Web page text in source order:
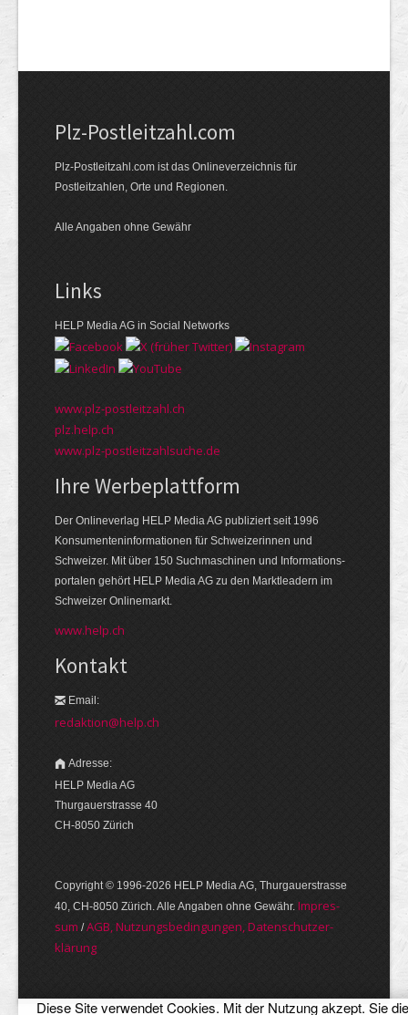
Plz-Postleitzahl.com
Plz-Postleitzahl.com ist das Onlineverzeichnis für
Postleitzahlen, Orte und Regionen.
Alle Angaben ohne Gewähr
Links
HELP Media AG in Social Networks
www.plz-postleitzahl.ch
plz.help.ch
www.plz-postleitzahlsuche.de
Ihre Werbeplattform
Der Onlineverlag HELP Media AG publiziert seit 1996
Konsumenten­informationen für Schweizerinnen und
Schweizer. Mit über 150 Suchmaschinen und Informations­
portalen gehört HELP Media AG zu den Markt­leadern im
Schweizer Onlinemarkt.
www.help.ch
Kontakt
Email:
redaktion@help.ch
Adresse:
HELP Media AG
Thurgauerstrasse 40
CH-8050 Zürich
Copyright © 1996-2026 HELP Media AG, Thurgauer­strasse
40, CH-8050 Zürich. Alle Angaben ohne Gewähr. Im­pres­
sum /AGB, Nut­zungs­bedin­gungen, Daten­schutz­er­
klärung
Diese Site verwendet Cookies. Mit der Nutzung akzept. Sie die